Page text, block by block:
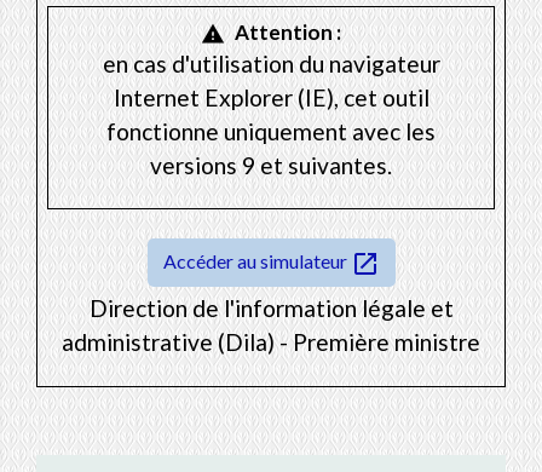
warning Attention :
en cas d'utilisation du navigateur
Internet Explorer (IE), cet outil
fonctionne uniquement avec les
versions 9 et suivantes.
Accéder au simulateur open_in_new
Direction de l'information légale et
administrative (Dila) - Première ministre